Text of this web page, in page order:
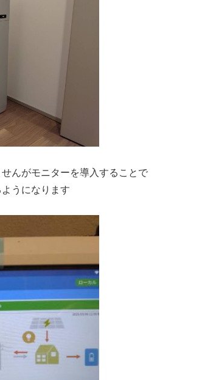
んがモニターを導入することで
うになります